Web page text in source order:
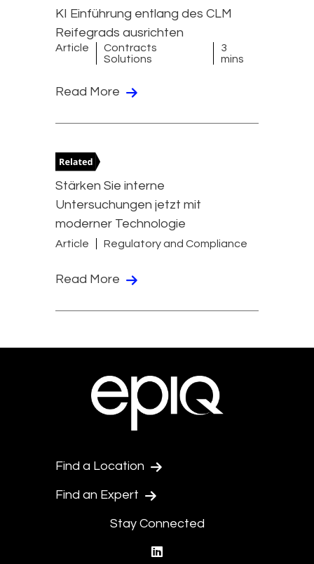
KI Einführung entlang des CLM
Reifegrads ausrichten
Article
Contracts
Solutions
3
mins
Read More
Stärken Sie interne
Untersuchungen jetzt mit
moderner Technologie
Article Regulatory and Compliance
Read More
Find a Location
Find an Expert
Stay Connected